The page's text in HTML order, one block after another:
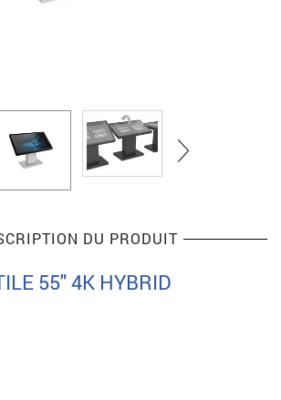
DU PRODUIT
55″ 4K HYBRID